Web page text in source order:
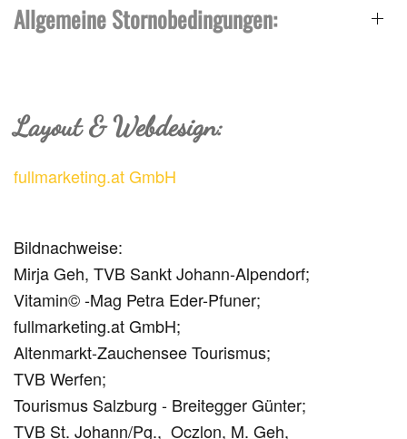
Allgemeine Stornobedingungen:
Layout & Webdesign:
fullmarketing.at GmbH
Bildnachweise:
Mirja Geh, TVB Sankt Johann-Alpendorf;
Vitamin© -Mag Petra Eder-Pfuner;
fullmarketing.at GmbH;
Altenmarkt-Zauchensee Tourismus;
TVB Werfen;
Tourismus Salzburg - Breitegger Günter;
TVB St. Johann/Pg., Oczlon, M. Geh,